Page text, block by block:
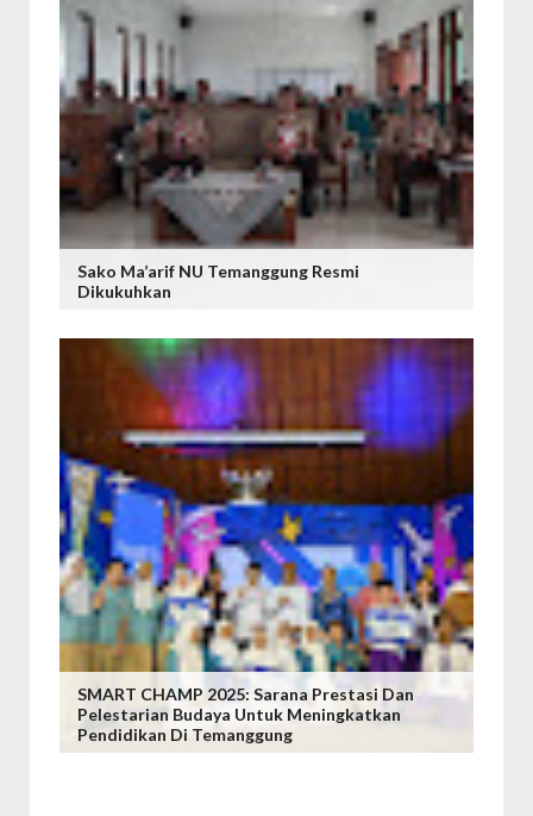
Sako Ma’arif NU Temanggung Resmi
Dikukuhkan
SMART CHAMP 2025: Sarana Prestasi Dan
Pelestarian Budaya Untuk Meningkatkan
Pendidikan Di Temanggung